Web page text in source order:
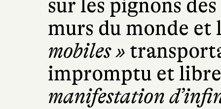
sur les pignons
murs du monde et
mobiles »
impromptu et
manifestation